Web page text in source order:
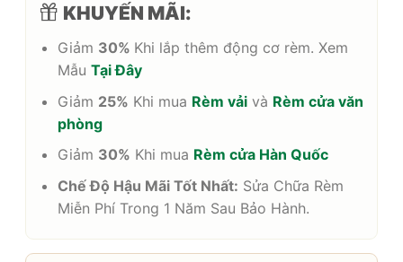
KHUYẾN MÃI:
Giảm 30% Khi lắp thêm động cơ rèm. Xem
MẫuTại Đây
Giảm 25% Khi mua Rèm vải và Rèm cửa văn
phòng
Giảm 30% Khi mua Rèm cửa Hàn Quốc
Chế Độ Hậu Mãi Tốt Nhất: Sửa Chữa Rèm
Miễn Phí Trong 1 Năm Sau Bảo Hành.